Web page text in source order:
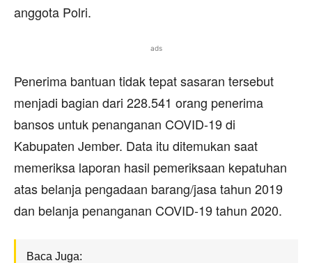
anggota Polri.
ads
Penerima bantuan tidak tepat sasaran tersebut
menjadi bagian dari 228.541 orang penerima
bansos untuk penanganan COVID-19 di
Kabupaten Jember. Data itu ditemukan saat
memeriksa laporan hasil pemeriksaan kepatuhan
atas belanja pengadaan barang/jasa tahun 2019
dan belanja penanganan COVID-19 tahun 2020.
Baca Juga: